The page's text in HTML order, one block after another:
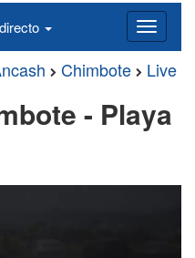
Chimbote Live
- Playa